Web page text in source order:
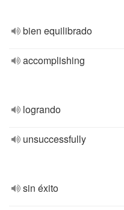
bien equilibrado
accomplishing
logrando
unsuccessfully
sin éxito